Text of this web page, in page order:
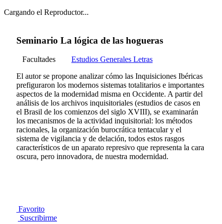
Cargando el Reproductor...
Seminario La lógica de las hogueras
Facultades
Estudios Generales Letras
El autor se propone analizar cómo las Inquisiciones Ibéricas
prefiguraron los modernos sistemas totalitarios e importantes
aspectos de la modernidad misma en Occidente. A partir del
análisis de los archivos inquisitoriales (estudios de casos en
el Brasil de los comienzos del siglo XVIII), se examinarán
los mecanismos de la actividad inquisitorial: los métodos
racionales, la organización burocrática tentacular y el
sistema de vigilancia y de delación, todos estos rasgos
característicos de un aparato represivo que representa la cara
oscura, pero innovadora, de nuestra modernidad.
Favorito
Suscribirme